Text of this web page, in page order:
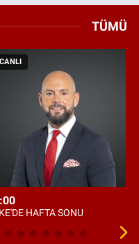
TÜMÜ
CANLI
HAFTA SONU